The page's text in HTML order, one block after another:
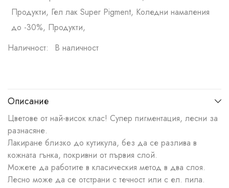
Продукти, Гел лак Super Pigment, Коледни намаления
до -30%, Продукти,
Наличност:
В наличност
Описание
Цветове от най-висок клас! Супер пигментация, лесни за
разнасяне.
Лакиране близко до кутикула, без да се разлива в
кожната гънка, покривни от първия слой.
Можете да работите в класическия метод в два слоя.
Лесно може да се отстрани с течност или с ел. пила.